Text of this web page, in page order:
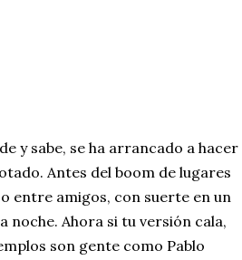
y sabe, se ha arrancado a hacer
Antes del boom de lugares
entre amigos, con suerte en un
Ahora si tu versión cala,
son gente como Pablo